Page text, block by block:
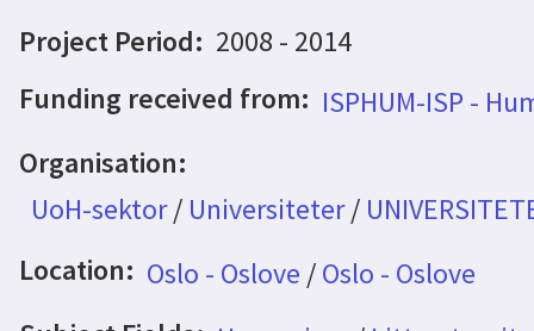
Project Period: 2008 - 2014
Funding received from: ISPHUM-ISP -
Organisation:
UoH-sektor/ Universiteter/
Location: Oslo - Oslove /Oslo - Oslove